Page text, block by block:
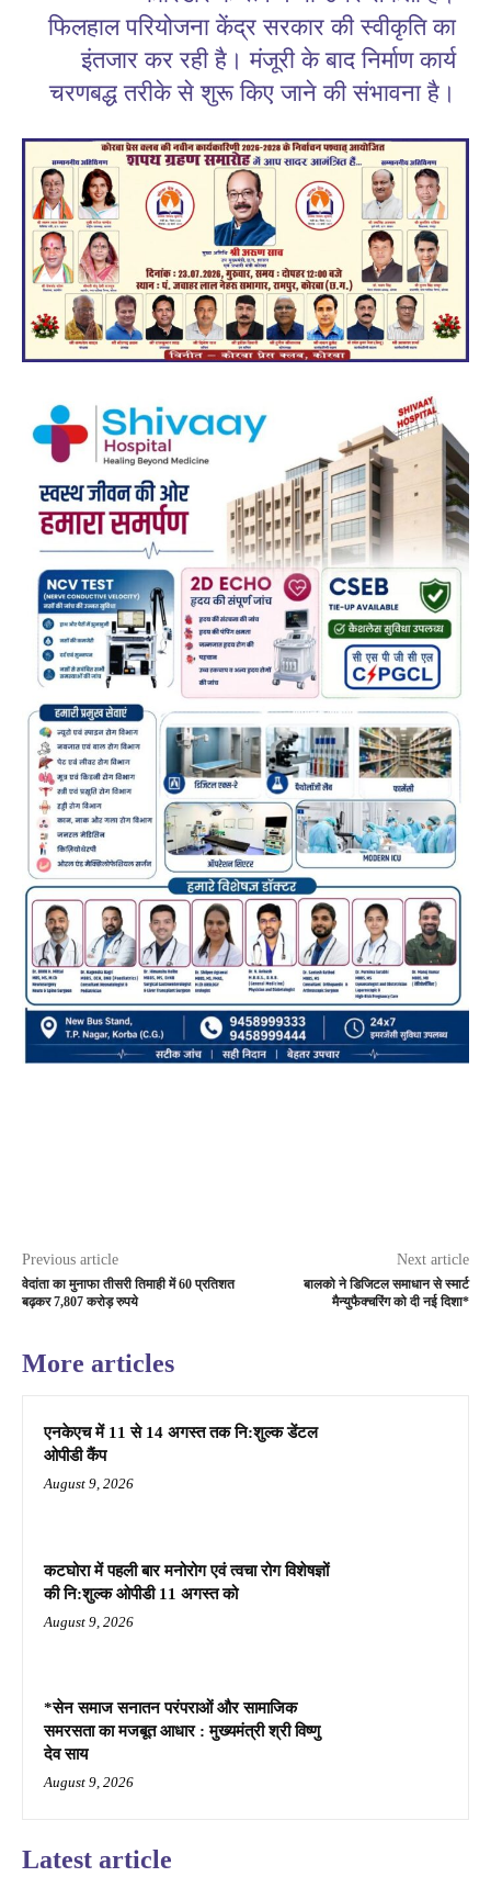
फिलहाल परियोजना केंद्र सरकार की स्वीकृति का
इंतजार कर रही है। मंजूरी के बाद निर्माण कार्य
चरणबद्ध तरीके से शुरू किए जाने की संभावना है।
Previous article
वेदांता का मुनाफा तीसरी तिमाही में 60 प्रतिशत
बढ़कर 7,807 करोड़ रुपये
Next article
बालको ने डिजिटल समाधान से स्मार्ट
मैन्युफैक्चरिंग को दी नई दिशा*
More articles
एनकेएच में 11 से 14 अगस्त तक नि:शुल्क डेंटल
ओपीडी कैंप
August 9, 2026
कटघोरा में पहली बार मनोरोग एवं त्वचा रोग विशेषज्ञों
की नि:शुल्क ओपीडी 11 अगस्त को
August 9, 2026
*सेन समाज सनातन परंपराओं और सामाजिक
समरसता का मजबूत आधार : मुख्यमंत्री श्री विष्णु
देव साय
August 9, 2026
Latest article